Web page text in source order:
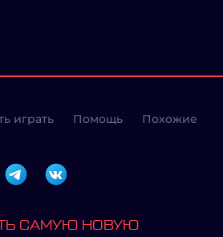
играть Помощь Похожие
САМУЮ НОВУЮ